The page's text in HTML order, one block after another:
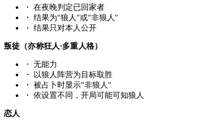
・ 在夜晚判定已回家者
・ 结果为"狼人"或"非狼人"
・ 结果只对本人公开
叛徒（亦称狂人·多重人格）
・ 无能力
・
以狼人阵营为目标取胜
・ 被占卜时显示"非狼人"
・ 依设置不同，开局可能可知狼人
恋人